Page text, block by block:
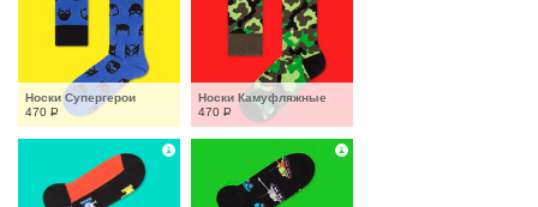
Носки Супергерои
470 Р
Носки Камуфляжные
470 Р